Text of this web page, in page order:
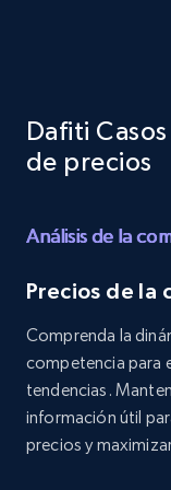
URL, Product
price, and
1.9K+
Amazon
Dafiti
de precios
Análisis de la
Precios de la
Comprenda la
competencia para
tendencias.
información útil
precios y